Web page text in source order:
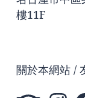
樓11F
關於本網站